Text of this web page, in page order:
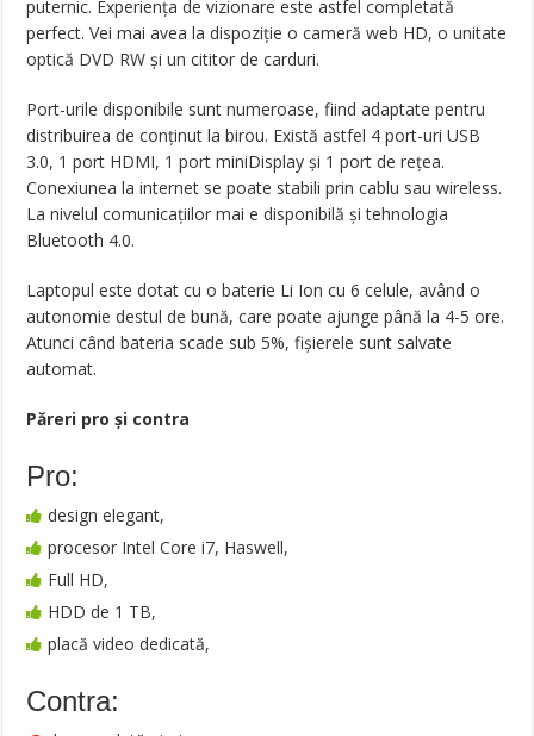
puternic. Experiența de vizionare este astfel completată
perfect. Vei mai avea la dispoziție o cameră web HD, o unitate
optică DVD RW și un cititor de carduri.
Port-urile disponibile sunt numeroase, fiind adaptate pentru
distribuirea de conținut la birou. Există astfel 4 port-uri USB
3.0, 1 port HDMI, 1 port miniDisplay și 1 port de rețea.
Conexiunea la internet se poate stabili prin cablu sau wireless.
La nivelul comunicațiilor mai e disponibilă și tehnologia
Bluetooth 4.0.
Laptopul este dotat cu o baterie Li Ion cu 6 celule, având o
autonomie destul de bună, care poate ajunge până la 4-5 ore.
Atunci când bateria scade sub 5%, fișierele sunt salvate
automat.
Păreri pro şi contra
Pro:
design elegant,
procesor Intel Core i7, Haswell,
Full HD,
HDD de 1 TB,
placă video dedicată,
Contra: